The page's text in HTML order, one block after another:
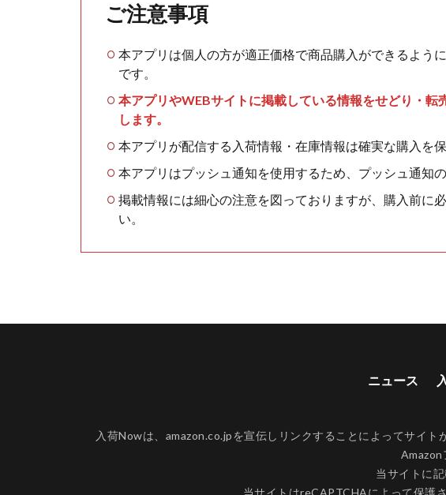
ご注意事項
本アプリは個人の方が適正価格で商品購入ができるよう
です。
本アプリやWEBサイトに掲載している情報をせどり・転
します。
本アプリが配信する入荷情報・在庫情報は確実な購入を
本アプリはプッシュ通知を使用するため、プッシュ通知
掲載情報には細心の注意を図っておりますが、購入前に
い。
ニュース
入荷Nowは、amazon.co.jpを宣伝しリンクすることによってサイ
Amazon
当サイトに
当サイトはreCAPTCHAによって保護